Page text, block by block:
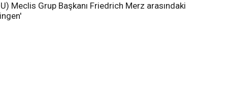
Meclis Grup Başkanı Friedrich Merz arasındaki